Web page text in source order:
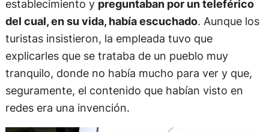
establecimiento y preguntaban por un teleférico
del cual, en su vida, había escuchado. Aunque los
turistas insistieron, la empleada tuvo que
explicarles que se trataba de un pueblo muy
tranquilo, donde no había mucho para ver y que,
seguramente, el contenido que habían visto en
redes era una invención.